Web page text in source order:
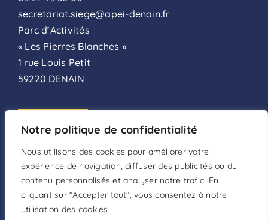
Notre politique de confidentialité
Nous utilisons des cookies pour améliorer votre
expérience de navigation, diffuser des publicités ou du
contenu personnalisés et analyser notre trafic. En
cliquant sur "Accepter tout", vous consentez à notre
utilisation des cookies.
secretariat.siege@apei-denain.fr
Parc d’Activités
« Les Pierres Blanches »
1 rue Louis Petit
59220 DENAIN
FAIRE UN DON
DEVENIR BÉNÉVOLE